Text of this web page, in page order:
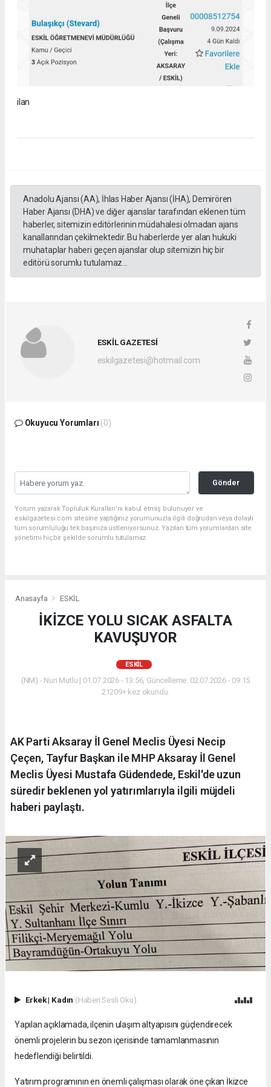
ilan
Anadolu Ajansı (AA), İhlas Haber Ajansı (İHA), Demirören
Haber Ajansı (DHA) ve diğer ajanslar tarafından eklenen tüm
haberler, sitemizin editörlerinin müdahalesi olmadan ajans
kanallarından çekilmektedir. Bu haberlerde yer alan hukuki
muhataplar haberi geçen ajanslar olup sitemizin hiç bir
editörü sorumlu tutulamaz...
ESKİL GAZETESİ
eskilgazetesi@hotmail.com
Okuyucu Yorumları (0)
Gönder
Yorum yazarak Topluluk Kuralları’nı kabul etmiş bulunuyor ve
eskilgazetesi.com sitesine yaptığınız yorumunuzla ilgili doğrudan veya dolaylı
tüm sorumluluğu tek başınıza üstleniyorsunuz. Yazılan tüm yorumlardan site
yönetimi hiçbir şekilde sorumlu tutulamaz.
Anasayfa ESKİL
İKİZCE YOLU SICAK ASFALTA
KAVUŞUYOR
ESKİL
(NM) - Nuri Mutlu | 01.07.2026 - 13:56, Güncelleme: 02.07.2026 - 09:15
21209+ kez okundu.
AK Parti Aksaray İl Genel Meclis Üyesi Necip
Çeçen, Tayfur Başkan ile MHP Aksaray İl Genel
Meclis Üyesi Mustafa Güdendede, Eskil'de uzun
süredir beklenen yol yatırımlarıyla ilgili müjdeli
haberi paylaştı.
Erkek| Kadın (Haberi Sesli Oku)
Yapılan açıklamada, ilçenin ulaşım altyapısını güçlendirecek
önemli projelerin bu sezon içerisinde tamamlanmasının
hedeflendiği belirtildi.
Yatırım programının en önemli çalışması olarak öne çıkan İkizce